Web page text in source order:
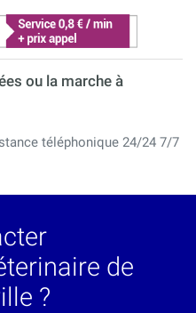
ou la marche à
téléphonique 24/24 7/7
de
?